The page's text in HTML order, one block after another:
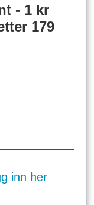
- 1 kr
179
inn her